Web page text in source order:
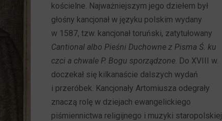
kościelne. Najważniejszym jego dziełem był
głośny kancjonał w języku polskim wydany
w 1587, tzw. kancjonał toruński, zatytułowany
Cantional albo Pieśni Duchowne z Pisma Ś. ku
czci a chwale P. Bogu sporządzone. Do XVIII w.
doczekał się kilkanaście dalszych wydań
i przeróbek. Kancjonały Artomiusza odegrały
znaczą rolę w dziejach ewangelickiego
piśmiennictwa religijnego i muzyki staropolskiej